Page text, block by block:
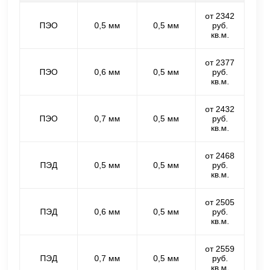
ПЭО 0,5 мм 0,5 мм
от 2342
руб.
кв.м.
ПЭО 0,6 мм 0,5 мм
от 2377
руб.
кв.м.
ПЭО 0,7 мм 0,5 мм
от 2432
руб.
кв.м.
ПЭД 0,5 мм 0,5 мм
от 2468
руб.
кв.м.
ПЭД 0,6 мм 0,5 мм
от 2505
руб.
кв.м.
ПЭД 0,7 мм 0,5 мм
от 2559
руб.
кв.м.